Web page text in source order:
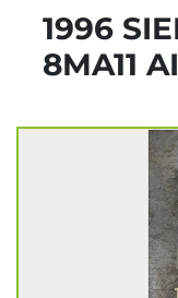
1996
8MA11